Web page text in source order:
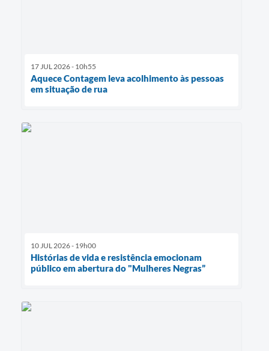
17 JUL 2026 - 10h55
Aquece Contagem leva acolhimento às pessoas
em situação de rua
10 JUL 2026 - 19h00
Histórias de vida e resistência emocionam
público em abertura do "Mulheres Negras”